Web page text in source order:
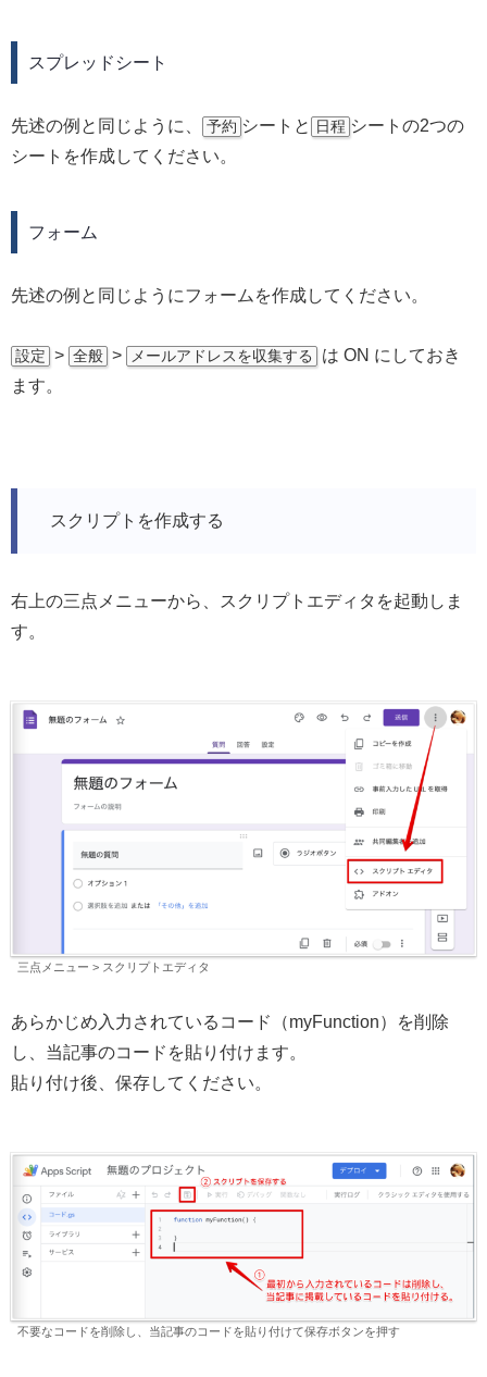
スプレッドシート
先述の例と同じように、 予約 シートと 日程 シートの2つの
シートを作成してください。
フォーム
先述の例と同じようにフォームを作成してください。
設定 > 全般 > メールアドレスを収集する
は ON にしておき
ます。
スクリプトを作成する
右上の三点メニューから、スクリプトエディタを起動しま
す。
三点メニュー > スクリプトエディタ
あらかじめ入力されているコード（myFunction）を削除
し、当記事のコードを貼り付けます。
貼り付け後、保存してください。
不要なコードを削除し、当記事のコードを貼り付けて保存ボタンを押す